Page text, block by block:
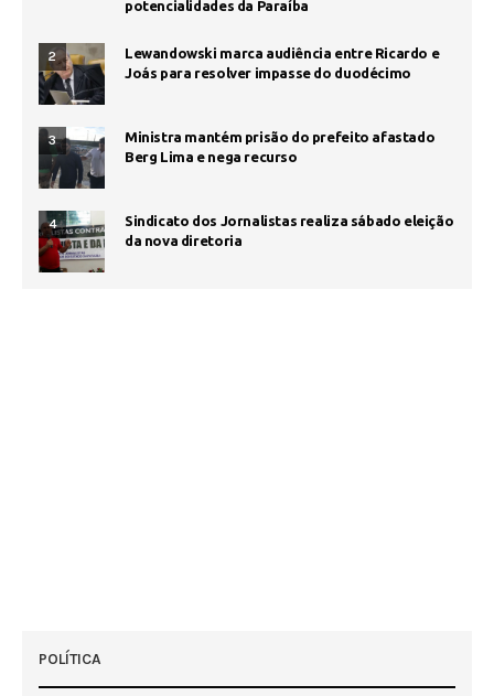
potencialidades da Paraíba
2
Lewandowski marca audiência entre Ricardo e
Joás para resolver impasse do duodécimo
3
Ministra mantém prisão do prefeito afastado
Berg Lima e nega recurso
4
Sindicato dos Jornalistas realiza sábado eleição
da nova diretoria
POLÍTICA